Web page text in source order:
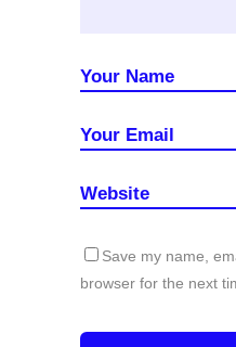
Save my name,
browser for the next